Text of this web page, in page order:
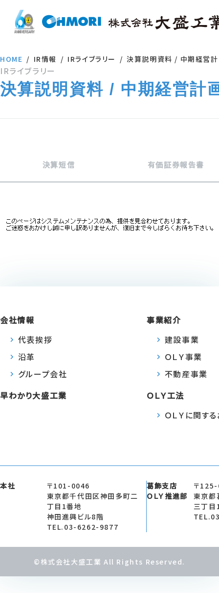
HOME IR情報 IRライブラリー 決算説明資料 / 中期経営
IRライブラリー
決算説明資料 / 中期経営計
決算短信 有価証券報告書
会社情報
代表挨拶
沿革
グループ会社
早わかり大盛工業
事業紹介
建設事業
ＯＬＹ事業
不動産事業
ＯＬＹ工法
ＯＬＹに関す
本社
〒101-0046
東京都千代田区神田多町二
丁目1番地
神田進興ビル8階
TEL.03-6262-9877
葛飾支店
ＯＬＹ推進部
〒
東京都
三丁
©株式会社大盛工業 All Rights Reserved.